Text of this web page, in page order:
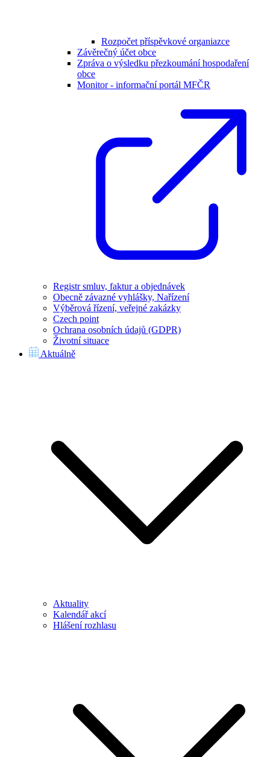
Rozpočet příspěvkové organiazce
Závěrečný účet obce
Zpráva o výsledku přezkoumání hospodaření
obce
Monitor - informační portál MFČR
Registr smluv, faktur a objednávek
Obecně závazné vyhlášky, Nařízení
Výběrová řízení, veřejné zakázky
Czech point
Ochrana osobních údajů (GDPR)
Životní situace
Aktuálně
Aktuality
Kalendář akcí
Hlášení rozhlasu